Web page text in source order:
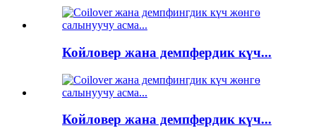
Койловер жана демпфердик күч...
Койловер жана демпфердик күч...